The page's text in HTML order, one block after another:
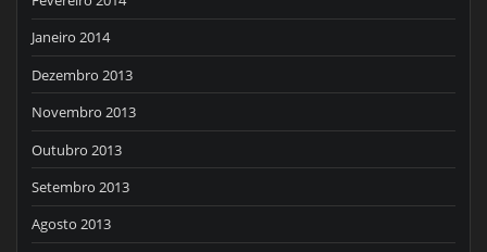
Janeiro 2014
Dezembro 2013
Novembro 2013
Outubro 2013
Setembro 2013
Agosto 2013